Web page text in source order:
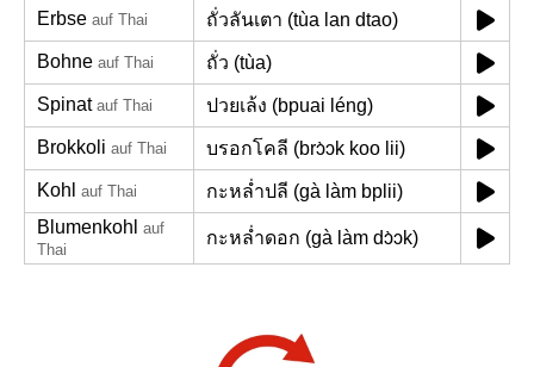
Erbse auf Thai ถั่วลันเตา (tùa lan dtao)
Bohne auf Thai ถั่ว (tùa)
Spinat auf Thai ปวยเล้ง (bpuai léng)
Brokkoli auf Thai บรอกโคลี (brɔ̀ɔk koo lii)
Kohl auf Thai
กะหล่ำปลี (gà làm bplii)
Blumenkohl auf
Thai
กะหล่ำดอก (gà làm dɔ̀ɔk)